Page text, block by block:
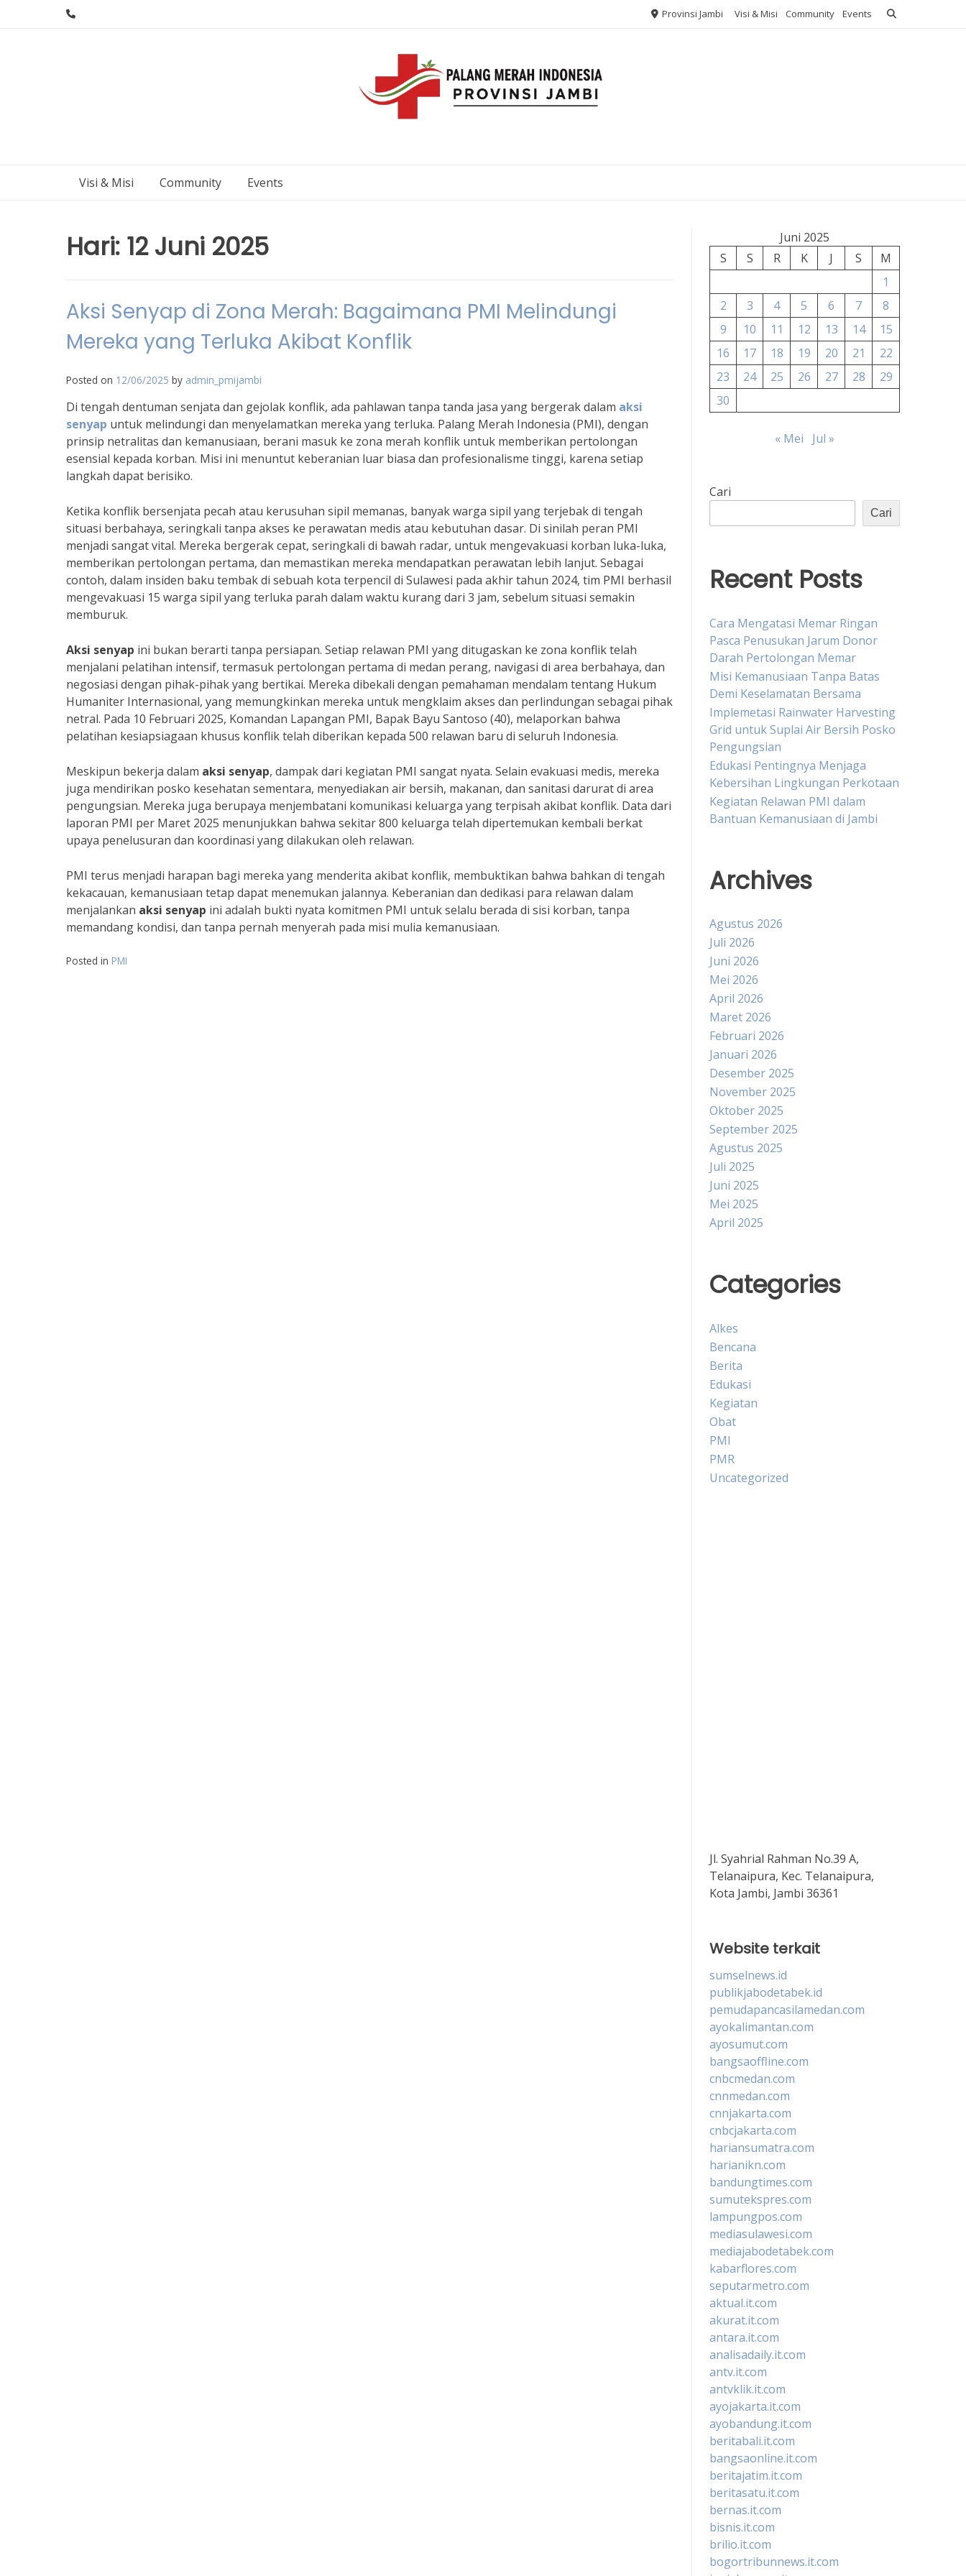
Provinsi Jambi Visi & Misi Community Events
Visi & Misi Community Events
Hari: 12 Juni 2025
Aksi Senyap di Zona Merah: Bagaimana PMI Melindungi
Mereka yang Terluka Akibat Konflik
Posted on 12/06/2025 by admin_pmijambi
Di tengah dentuman senjata dan gejolak konflik, ada pahlawan tanpa tanda jasa yang bergerak dalam aksi
senyap untuk melindungi dan menyelamatkan mereka yang terluka. Palang Merah Indonesia (PMI), dengan
prinsip netralitas dan kemanusiaan, berani masuk ke zona merah konflik untuk memberikan pertolongan
esensial kepada korban. Misi ini menuntut keberanian luar biasa dan profesionalisme tinggi, karena setiap
langkah dapat berisiko.
Ketika konflik bersenjata pecah atau kerusuhan sipil memanas, banyak warga sipil yang terjebak di tengah
situasi berbahaya, seringkali tanpa akses ke perawatan medis atau kebutuhan dasar. Di sinilah peran PMI
menjadi sangat vital. Mereka bergerak cepat, seringkali di bawah radar, untuk mengevakuasi korban luka-luka,
memberikan pertolongan pertama, dan memastikan mereka mendapatkan perawatan lebih lanjut. Sebagai
contoh, dalam insiden baku tembak di sebuah kota terpencil di Sulawesi pada akhir tahun 2024, tim PMI berhasil
mengevakuasi 15 warga sipil yang terluka parah dalam waktu kurang dari 3 jam, sebelum situasi semakin
memburuk.
Aksi senyap ini bukan berarti tanpa persiapan. Setiap relawan PMI yang ditugaskan ke zona konflik telah
menjalani pelatihan intensif, termasuk pertolongan pertama di medan perang, navigasi di area berbahaya, dan
negosiasi dengan pihak-pihak yang bertikai. Mereka dibekali dengan pemahaman mendalam tentang Hukum
Humaniter Internasional, yang memungkinkan mereka untuk mengklaim akses dan perlindungan sebagai pihak
netral. Pada 10 Februari 2025, Komandan Lapangan PMI, Bapak Bayu Santoso (40), melaporkan bahwa
pelatihan kesiapsiagaan khusus konflik telah diberikan kepada 500 relawan baru di seluruh Indonesia.
Meskipun bekerja dalam aksi senyap, dampak dari kegiatan PMI sangat nyata. Selain evakuasi medis, mereka
juga mendirikan posko kesehatan sementara, menyediakan air bersih, makanan, dan sanitasi darurat di area
pengungsian. Mereka juga berupaya menjembatani komunikasi keluarga yang terpisah akibat konflik. Data dari
laporan PMI per Maret 2025 menunjukkan bahwa sekitar 800 keluarga telah dipertemukan kembali berkat
upaya penelusuran dan koordinasi yang dilakukan oleh relawan.
PMI terus menjadi harapan bagi mereka yang menderita akibat konflik, membuktikan bahwa bahkan di tengah
kekacauan, kemanusiaan tetap dapat menemukan jalannya. Keberanian dan dedikasi para relawan dalam
menjalankan aksi senyap ini adalah bukti nyata komitmen PMI untuk selalu berada di sisi korban, tanpa
memandang kondisi, dan tanpa pernah menyerah pada misi mulia kemanusiaan.
Posted in PMI
Juni 2025
S
S R K J S
M
1
2
3 4 5 6 7
8
9
10 11 12 13 14
15
16
17 18 19 20 21
22
23
24 25 26 27 28
29
30
« Mei Jul »
Cari
Cari
Recent Posts
Cara Mengatasi Memar Ringan
Pasca Penusukan Jarum Donor
Darah Pertolongan Memar
Misi Kemanusiaan Tanpa Batas
Demi Keselamatan Bersama
Implemetasi Rainwater Harvesting
Grid untuk Suplai Air Bersih Posko
Pengungsian
Edukasi Pentingnya Menjaga
Kebersihan Lingkungan Perkotaan
Kegiatan Relawan PMI dalam
Bantuan Kemanusiaan di Jambi
Archives
Agustus 2026
Juli 2026
Juni 2026
Mei 2026
April 2026
Maret 2026
Februari 2026
Januari 2026
Desember 2025
November 2025
Oktober 2025
September 2025
Agustus 2025
Juli 2025
Juni 2025
Mei 2025
April 2025
Categories
Alkes
Bencana
Berita
Edukasi
Kegiatan
Obat
PMI
PMR
Uncategorized
Jl. Syahrial Rahman No.39 A,
Telanaipura, Kec. Telanaipura,
Kota Jambi, Jambi 36361
Website terkait
sumselnews.id
publikjabodetabek.id
pemudapancasilamedan.com
ayokalimantan.com
ayosumut.com
bangsaoffline.com
cnbcmedan.com
cnnmedan.com
cnnjakarta.com
cnbcjakarta.com
hariansumatra.com
harianikn.com
bandungtimes.com
sumutekspres.com
lampungpos.com
mediasulawesi.com
mediajabodetabek.com
kabarflores.com
seputarmetro.com
aktual.it.com
akurat.it.com
antara.it.com
analisadaily.it.com
antv.it.com
antvklik.it.com
ayojakarta.it.com
ayobandung.it.com
beritabali.it.com
bangsaonline.it.com
beritajatim.it.com
beritasatu.it.com
bernas.it.com
bisnis.it.com
brilio.it.com
bogortribunnews.it.com